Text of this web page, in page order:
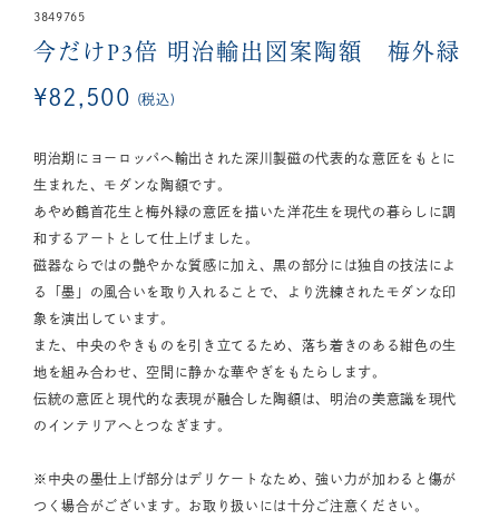
3849765
今だけP3倍 明治輸出図案陶額 梅外緑
¥82,500 税込
明治期にヨーロッパへ輸出された深川製磁の代表的な意匠をもとに
生まれた、モダンな陶額です。
あやめ鶴首花生と梅外緑の意匠を描いた洋花生を現代の暮らしに調
和するアートとして仕上げました。
磁器ならではの艶やかな質感に加え、黒の部分には独自の技法によ
る「墨」の風合いを取り入れることで、より洗練されたモダンな印
象を演出しています。
また、中央のやきものを引き立てるため、落ち着きのある紺色の生
地を組み合わせ、空間に静かな華やぎをもたらします。
伝統の意匠と現代的な表現が融合した陶額は、明治の美意識を現代
のインテリアへとつなぎます。
※中央の墨仕上げ部分はデリケートなため、強い力が加わると傷が
つく場合がございます。お取り扱いには十分ご注意ください。